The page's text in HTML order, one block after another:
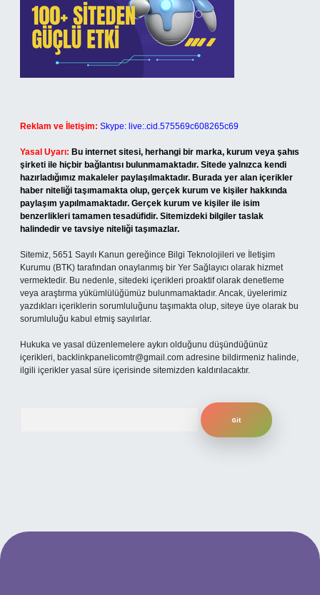
Reklam ve İletişim: Skype: live:.cid.575569c608265c69
Yasal Uyarı: Bu internet sitesi, herhangi bir marka, kurum veya şahıs
şirketi ile hiçbir bağlantısı bulunmamaktadır. Sitede yalnızca kendi
hazırladığımız makaleler paylaşılmaktadır. Burada yer alan içerikler
haber niteliği taşımamakta olup, gerçek kurum ve kişiler hakkında
paylaşım yapılmamaktadır. Gerçek kurum ve kişiler ile isim
benzerlikleri tamamen tesadüfidir. Sitemizdeki bilgiler taslak
halindedir ve tavsiye niteliği taşımazlar.
Sitemiz, 5651 Sayılı Kanun gereğince Bilgi Teknolojileri ve İletişim
Kurumu (BTK) tarafından onaylanmış bir Yer Sağlayıcı olarak hizmet
vermektedir. Bu nedenle, sitedeki içerikleri proaktif olarak denetleme
veya araştırma yükümlülüğümüz bulunmamaktadır. Ancak, üyelerimiz
yazdıkları içeriklerin sorumluluğunu taşımakta olup, siteye üye olarak bu
sorumluluğu kabul etmiş sayılırlar.
Hukuka ve yasal düzenlemelere aykırı olduğunu düşündüğünüz
içerikleri, backlinkpanelicomtr@gmail.com adresine bildirmeniz halinde,
ilgili içerikler yasal süre içerisinde sitemizden kaldırılacaktır.